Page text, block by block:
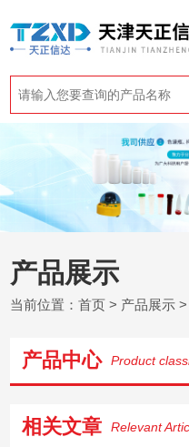
产品展示
当前位置：首页 > 产品展示
产品中心 Product
相关文章 Relevant